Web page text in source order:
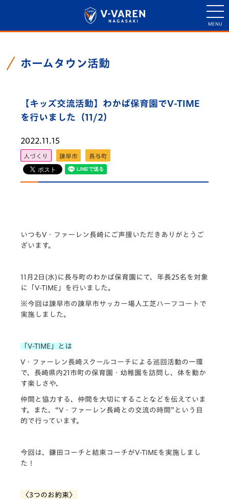
ホームタウン活動
【キッズ交流活動】わかば保育園でV-TIME
を行いました（11/2）
2022.11.15
人づくり 諫早市 長与町
いつもV・ファーレン長崎にご声援いただきありがとうご
ざいます。
11月2日(水)に長与町のわかば保育園にて、年長25名を対象
に「V-TIME」を行いました。
※今回は諫早市の諫早市サッカー場人工芝ハーフコートで
実施しました。
「V-TIME」とは
V・ファーレン長崎スクールコーチによる巡回活動の一環
で、長崎県内21市町の保育園・幼稚園を訪問し、体を動か
す楽しさや、
仲間と協力する、仲間を大切にすることなどを伝えていま
す。また、“V・ファーレン長崎との交流の時間”という目
的で行っています。
今回は、鎌田コーチと結束コーチがV-TIMEを実施しまし
た！
〈3つのお約束〉